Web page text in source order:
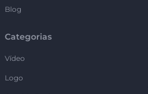
Blog
Categorias
Vídeo
Logo